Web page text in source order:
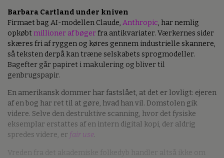
Barbara Cartland under kniven
Firmaet bag AI-modellen Claude, Anthropic, har nemlig
opkøbt millioner af bøgerfra antikvariater. Værkernes sider
skæres fri af ryggen og køres gennem industrielle skannere,
så teksten derpå kan træne selskabets sprogmodeller.
Bagefter går papiret i makulering og bliver til
genbrugspapir.
En amerikansk dommer har fastslået, at det er lovligt: ejeren
af en bog har ret til at gøre, hvad han vil. Domstolen gik
videre. Selve den destruktive scanning, hvor det fysiske
eksemplar erstattes af en intern digital kopi, der aldrig
spredes videre, er fair use.
Vreden fra det akademiske folkedyb handler altså ikke om